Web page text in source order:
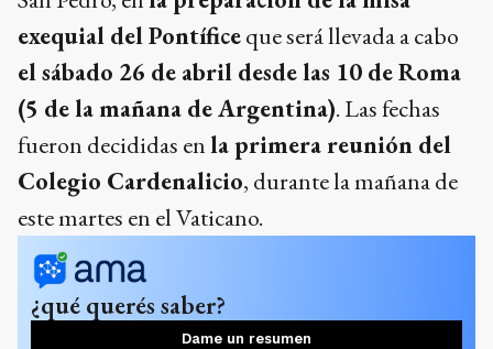
exequial del Pontíficeque será llevada a cabo
el sábado 26 de abril desde las 10 de Roma
(5 de la mañana de Argentina). Las fechas
fueron decididas enla primera reunión del
Colegio Cardenalicio, durante la mañana de
este martes en el Vaticano.
¿qué querés saber?
Dame un resumen